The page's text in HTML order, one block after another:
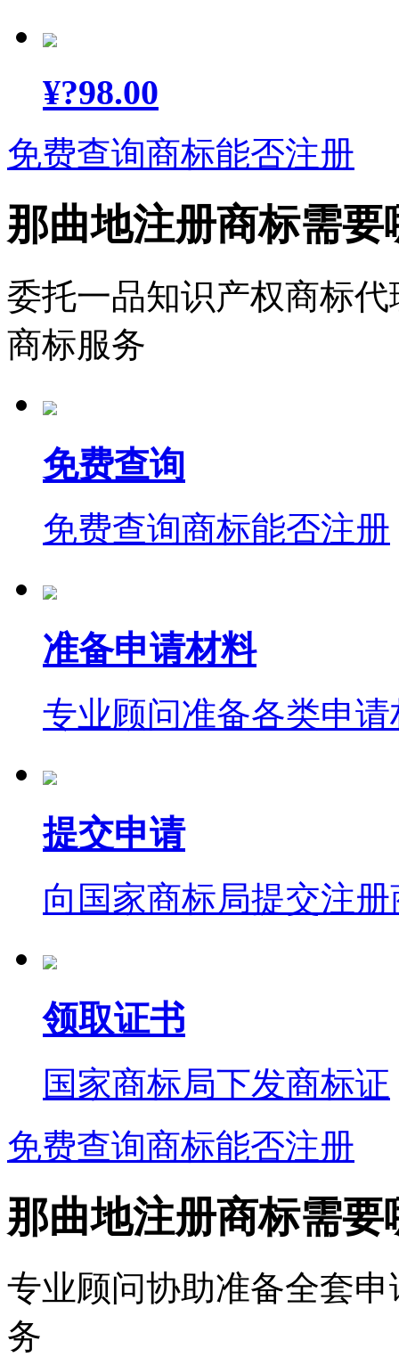
¥?98.00
免费查询商标能否注册
那曲地注册商标需要
委托一品知识产权商标
商标服务
免费查询
免费查询商标能否注册
准备申请材料
专业顾问准备各类申请
提交申请
向国家商标局提交注
领取证书
国家商标局下发商标证
免费查询商标能否注册
那曲地注册商标需要
专业顾问协助准备全套
务